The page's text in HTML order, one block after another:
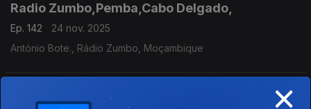
Radio Zumbo,Pemba,Cabo Delgado,
Ep. 142
24 nov. 2025
António Bote., Rádio Zumbo, Moçambique
Radio Zumbo,Pemba,Cabo Delgado, ×